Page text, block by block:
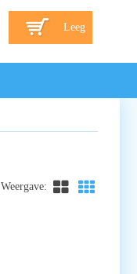
Leeg
Weergave: